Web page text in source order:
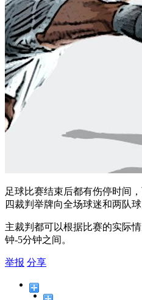
足球比赛结束后都有伤停时间
四裁判举牌向全场球迷和两队
主裁判都可以根据比赛的实际
钟-5分钟之间。
举报 分享